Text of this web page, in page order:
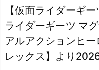
【仮面ライダーギ
ライダーギーツ マ
アルアクションヒ
レックス】より